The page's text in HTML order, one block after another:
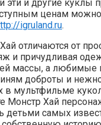
эти и другие куклы
ценам можно
igruland.ru.
отличаются от
и причудливая
массы, а любимые
доброты и
в мультфильме
Монстр Хай
детьми самых